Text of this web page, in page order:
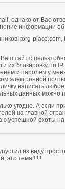
однако от Вас
информации
torg-place.com,
сайт с целью
их блокировку по
и паролем у
электронной
написать
данных можно
угодно. А если
на главной
успешной охоты
из виду
это тема!!!!!!